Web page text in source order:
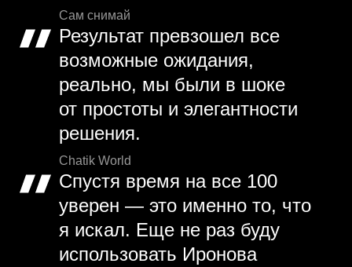
Сам снимай
Результат превзошел все
возможные ожидания,
реально, мы были в шоке
от простоты и элегантности
решения.
Chatik World
Спустя время на все 100
уверен — это именно то, что
я искал. Еще не раз буду
использовать Иронова